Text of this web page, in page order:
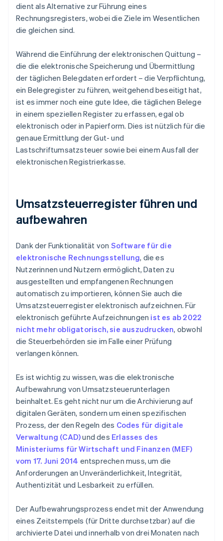
dient als Alternative zur Führung eines
Rechnungsregisters, wobei die Ziele im Wesentlichen
die gleichen sind.
Während die Einführung der elektronischen Quittung –
die die elektronische Speicherung und Übermittlung
der täglichen Belegdaten erfordert – die Verpflichtung,
ein Belegregister zu führen, weitgehend beseitigt hat,
ist es immer noch eine gute Idee, die täglichen Belege
in einem speziellen Register zu erfassen, egal ob
elektronisch oder in Papierform. Dies ist nützlich für die
genaue Ermittlung der Gut- und
Lastschriftumsatzsteuer sowie bei einem Ausfall der
elektronischen Registrierkasse.
Umsatzsteuerregister führen und
aufbewahren
Dank der Funktionalität von Software für die
elektronische Rechnungsstellung, die es
Nutzerinnen und Nutzern ermöglicht, Daten zu
ausgestellten und empfangenen Rechnungen
automatisch zu importieren, können Sie auch die
Umsatzsteuerregister elektronisch aufzeichnen. Für
elektronisch geführte Aufzeichnungen ist es ab 2022
nicht mehr obligatorisch, sie auszudrucken, obwohl
die Steuerbehörden sie im Falle einer Prüfung
verlangen können.
Es ist wichtig zu wissen, was die elektronische
Aufbewahrung von Umsatzsteuerunterlagen
beinhaltet. Es geht nicht nur um die Archivierung auf
digitalen Geräten, sondern um einen spezifischen
Prozess, der den Regeln des Codes für digitale
Verwaltung (CAD)und des Erlasses des
Ministeriums für Wirtschaft und Finanzen (MEF)
vom 17. Juni 2014 entsprechen muss, um die
Anforderungen an Unveränderlichkeit, Integrität,
Authentizität und Lesbarkeit zu erfüllen.
Der Aufbewahrungsprozess endet mit der Anwendung
eines Zeitstempels (für Dritte durchsetzbar) auf die
archivierte Datei und innerhalb von drei Monaten nach